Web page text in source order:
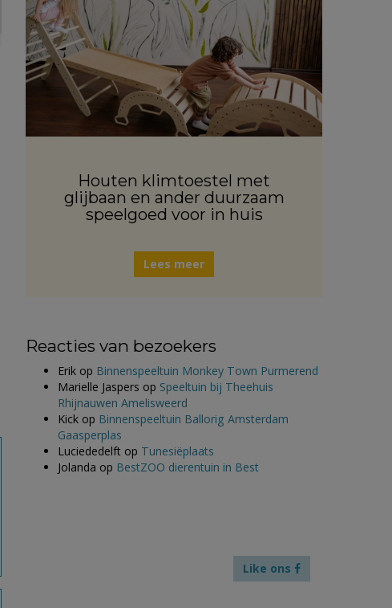
Houten klimtoestel met
glijbaan en ander duurzaam
speelgoed voor in huis
Lees meer
Reacties van bezoekers
Erik op Binnenspeeltuin Monkey Town Purmerend
Marielle Jaspers op Speeltuin bij Theehuis
Rhijnauwen Amelisweerd
Kick op Binnenspeeltuin Ballorig Amsterdam
Gaasperplas
Luciededelft op Tunesiëplaats
Jolanda op BestZOO dierentuin in Best
Like ons